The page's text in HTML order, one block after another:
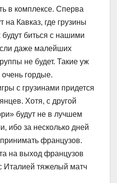
в комплексе. Сперва
на Кавказ, где грузины
биться с нашими
даже малейших
не будет. Такие уж
гордые.
с грузинами придется
Хотя, с другой
будут не в лучшем
ибо за несколько дней
французов.
на выход французов
Италией тяжелый матч